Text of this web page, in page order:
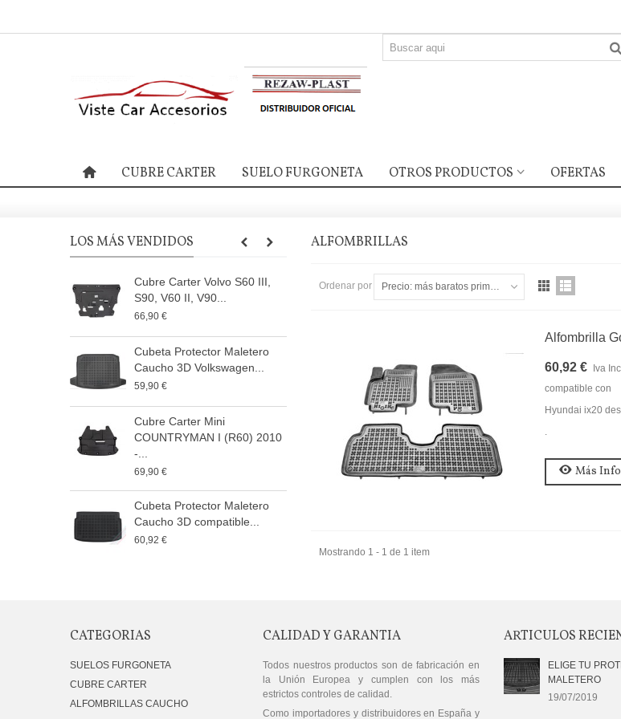
CUBRE CARTER SUELO FURGONETA OTROS PRODUCTOS OFERTAS
LOS MÁS VENDIDOS
Cubre Carter Volvo S60 III,
S90, V60 II, V90...
66,90 €
Cubeta Protector Maletero
Caucho 3D Volkswagen...
59,90 €
Cubre Carter Mini
COUNTRYMAN I (R60) 2010
-...
69,90 €
Cubeta Protector Maletero
Caucho 3D compatible...
60,92 €
Cubre Carter para Citroen C5
II , C5X, Peugeot...
II C118, X118, GLA...
99,90 €
Protector Carga Suelo
Furgoneta Traffic III...
134,90 €
ALFOMBRILLAS
Ordenar por Precio: más baratos primero
Alfombrilla
60,92 €
Iva
compatible con
Hyundai ix20
.
Más Info
Mostrando 1 - 1 de 1 item
CATEGORIAS
SUELOS FURGONETA
CUBRE CARTER
ALFOMBRILLAS CAUCHO
CALIDAD Y GARANTIA
Todos nuestros productos son de fabricación en
la Unión Europea y cumplen con los más
estrictos controles de calidad.
Como importadores y distribuidores en España y
ARTICULOS
ELIGE TU
MALETERO
19/07/2019